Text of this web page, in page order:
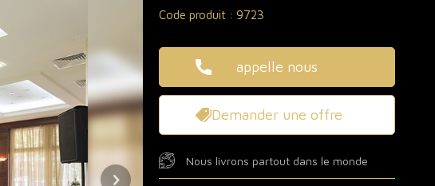
Code produit : 9723
appelle nous
Demander une offre
Nous livrons partout dans le monde